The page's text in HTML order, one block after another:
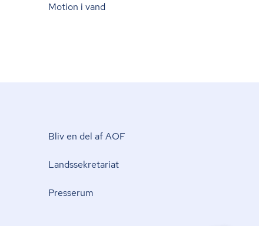
Motion i vand
Bliv en del af AOF
Lands­se­kre­ta­ri­at
Presserum